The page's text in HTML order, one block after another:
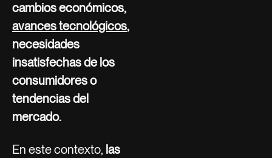
cambios económicos,
avances tecnológicos,
necesidades
insatisfechas de los
consumidores o
tendencias del
mercado.
En este contexto, las